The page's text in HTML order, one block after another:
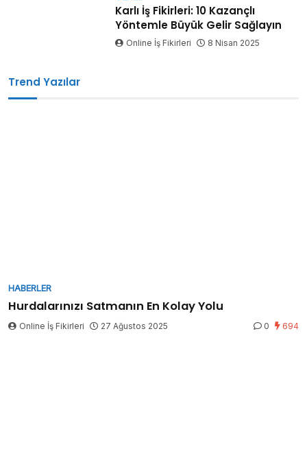
Karlı İş Fikirleri: 10 Kazançlı
Yöntemle Büyük Gelir Sağlayın
Online İş Fikirleri 8 Nisan 2025
Trend Yazılar
HABERLER
Hurdalarınızı Satmanın En Kolay Yolu
Online İş Fikirleri 27 Ağustos 2025 0 694